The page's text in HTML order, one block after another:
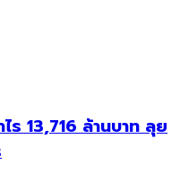
13,716 ล้านบาท ลุย